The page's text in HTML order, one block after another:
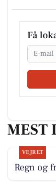
Få
Email
MEST
VEJRET
Regn og